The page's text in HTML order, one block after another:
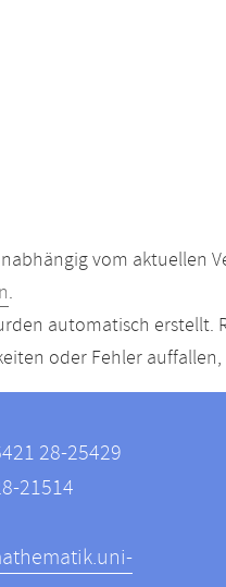
vom aktuellen
.
automatisch erstellt.
oder Fehler
28-25429
21514